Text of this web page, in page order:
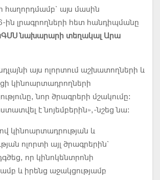
հաղորդմամբ` այս մասին
ին լրագրողների հետ հանդիպմանը
նախարարի տեղակալ Արա
այս ոլորտում աշխատողների և
կինոարտադրողների
նոր ծրագրերի մշակումը:
է նոյեմբերին»,-նշեց նա:
կինոարտադրության և
ոլորտի այլ ծրագրերին`
որ կինոկենտրոնի
և իրենց աջակցությամբ